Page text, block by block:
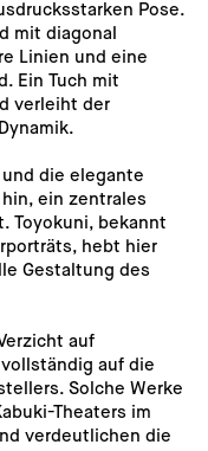
Pose.
mit diagonal
Linien und eine
Ein Tuch mit
verleiht der
die elegante
ein zentrales
Toyokuni, bekannt
hebt hier
Gestaltung des
auf
auf die
Solche Werke
Theaters im
verdeutlichen die